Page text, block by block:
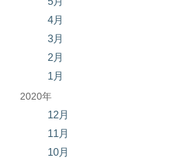
4月
3月
2月
1月
2020年
12月
11月
10月